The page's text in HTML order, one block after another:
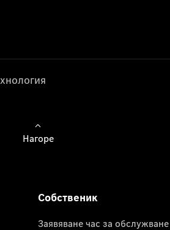
Нагоре
Собственик
Заявяване час за обслужване